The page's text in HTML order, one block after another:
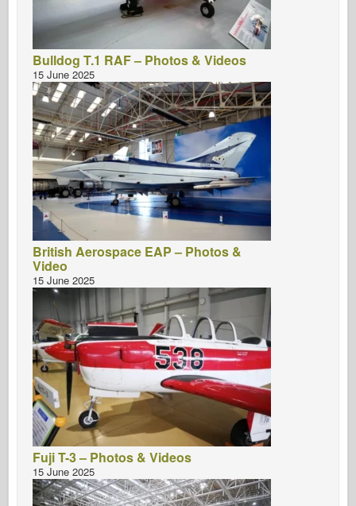
Bulldog T.1 RAF – Photos & Videos
15 June 2025
British Aerospace EAP – Photos &
Video
15 June 2025
Fuji T-3 – Photos & Videos
15 June 2025